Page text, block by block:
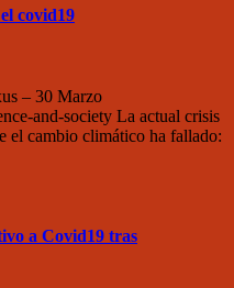
covid19
– 30 Marzo
and-society La actual crisis
el cambio climático ha fallado:
a Covid19 tras